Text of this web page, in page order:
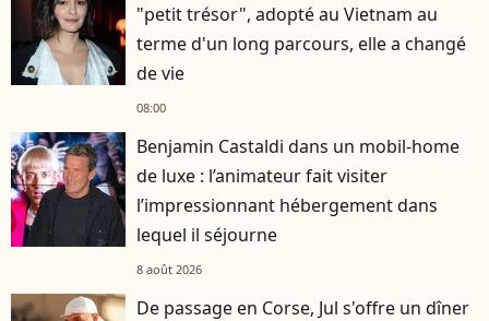
"petit trésor", adopté au Vietnam au
terme d'un long parcours, elle a changé
de vie
08:00
Benjamin Castaldi dans un mobil-home
de luxe : l’animateur fait visiter
l’impressionnant hébergement dans
lequel il séjourne
8 août 2026
De passage en Corse, Jul s'offre un dîner